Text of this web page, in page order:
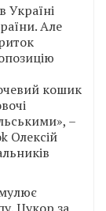
Україні
Але
кошик
–
Олексій